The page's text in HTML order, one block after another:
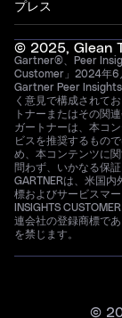
プレス
© 2025, Glean
Gartner®、Peer
Customer」2024年6
Gartner Peer Insights
く意見で構成されて
トナーまたはその関
ガートナーは、本コ
ビスを推奨するもの
め、本コンテンツに
問わず、いかなる保証
GARTNERは、米国
標およびサービスマ
INSIGHTS
連会社の登録商標で
を禁じます。
©